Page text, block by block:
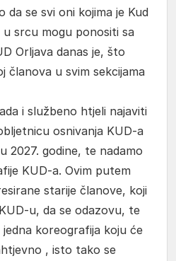
da se svi oni kojima je Kud
srcu mogu ponositi sa
Orljava danas je, što
članova u svim sekcijama
i službeno htjeli najaviti
osnivanja KUD-a
2027. godine, te nadamo
KUD-a. Ovim putem
starije članove, koji
u, da se odazovu, te
koreografija koju će
, isto tako se